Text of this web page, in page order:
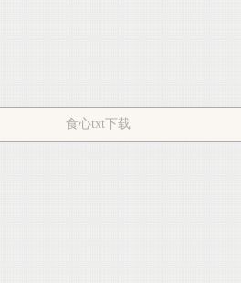
食心txt下载